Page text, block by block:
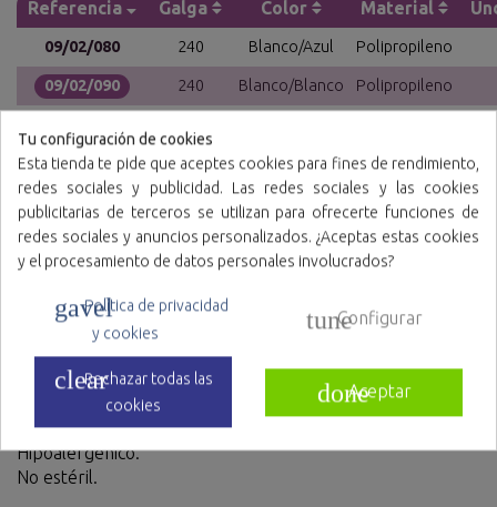
Referencia Galga Color Material
09/02/080 240 Blanco/Azul Polipropileno
09/02/090 240 Blanco/Blanco Polipropileno
Características
Con suela reforzada fabricada en Polietileno Clorado
(CPE).
Suela fuertemente gofrada para un efecto antideslizante.
Cosido y con goma para un mejor ajuste.
Talla única.
Hipoalergénico.
No estéril.
Tu configuración de cookies
Esta tienda te pide que aceptes cookies para fines de rendimiento,
redes sociales y publicidad. Las redes sociales y las cookies
publicitarias de terceros se utilizan para ofrecerte funciones de
redes sociales y anuncios personalizados. ¿Aceptas estas cookies
y el procesamiento de datos personales involucrados?
gavel
Política de privacidad
y cookies
tuneConfigurar
clear
Rechazar todas las
cookies
doneAceptar